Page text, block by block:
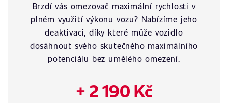
Brzdí vás omezovač maximální rychlosti v
plném využití výkonu vozu? Nabízíme jeho
deaktivaci, díky které může vozidlo
dosáhnout svého skutečného maximálního
potenciálu bez umělého omezení.
+ 2 190 Kč